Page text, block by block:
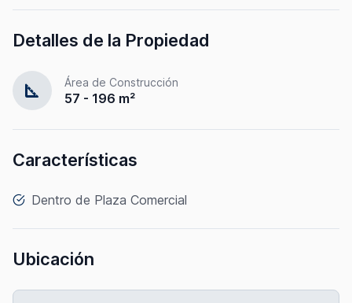
Detalles de la Propiedad
square_foot Área de Construcción
57 - 196 m²
Características
Dentro de Plaza Comercial
Ubicación